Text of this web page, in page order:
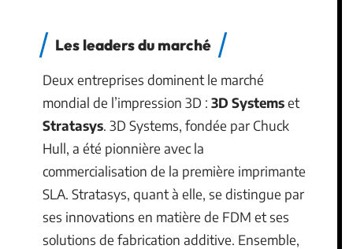
Les leaders du marché
Deux entreprises dominent le marché
mondial de l’impression 3D : 3D Systemset
Stratasys. 3D Systems, fondée par Chuck
Hull, a été pionnière avec la
commercialisation de la première imprimante
SLA. Stratasys, quant à elle, se distingue par
ses innovations en matière de FDM et ses
solutions de fabrication additive. Ensemble,